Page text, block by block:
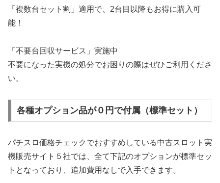
「複数台セット割」適用で、2台目以降もお得に購入可
能！
「不要台回収サービス」実施中
不要になった実機の処分でお困りの際はぜひご利用くださ
い。
各種オプション品が０円で付属（標準セット）
パチスロ価格チェックでおすすめしている中古スロット実
機販売サイト５社では、全て下記のオプションが標準セッ
トとなっており、追加費用なしで入手できます。